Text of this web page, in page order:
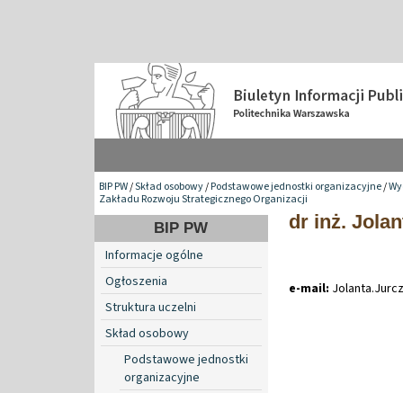
BIP PW/Skład osobowy/Podstawowe jednostki organizacyjne/
Zakładu Rozwoju Strategicznego Organizacji
BIP PW
Informacje ogólne
Ogłoszenia
Struktura uczelni
Skład osobowy
Podstawowe jednostki
organizacyjne
dr inż.
e-mail: Jolanta.